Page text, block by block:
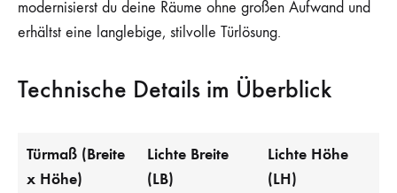
modernisierst du deine Räume ohne großen Aufwand und
erhältst eine langlebige, stilvolle Türlösung.
Technische Details im Überblick
Türmaß (Breite
x Höhe)
Lichte Breite
(LB)
Lichte Höhe
(LH)